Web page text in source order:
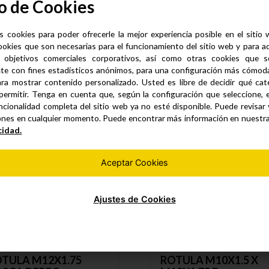
Productos similares
M12X1.75
ROTULA M10X1.5 X
de Cookies
cookies para poder ofrecerle la mejor experiencia posible en el sitio
que son necesarias para el funcionamiento del sitio web y para
objetivos comerciales corporativos, así como otras cookies que
con fines estadísticos anónimos, para una configuración más
mostrar contenido personalizado. Usted es libre de decidir qué
Tenga en cuenta que, según la configuración que seleccione,
completa del sitio web ya no esté disponible. Puede revisar
en cualquier momento. Puede encontrar más información en nuestra
Aceptar Cookies
Ajustes de Cookies